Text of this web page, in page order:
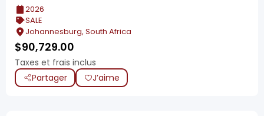
2026
SALE
Johannesburg, South Africa
$90,729.00
Taxes et frais inclus
Partager
J’aime